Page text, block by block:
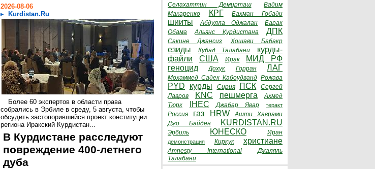
2026-08-06
Kurdistan.Ru
Более 60 экспертов в области права
собрались в Эрбиле в среду, 5 августа, чтобы
обсудить застопорившийся проект конституции
региона Иракский Курдистан...
В Курдистане расследуют
повреждение 400-летнего
дуба
Селахаттин Демирташ
Вадим
Макаренко
КРГ Бахман Гобади
шииты Абдулла Оджалан
Барак
Обама
Альянс Курдистана ДПК
Сакине Джансиз Хошави Бабакр
езиды Кубад Талабани
курды-
файли
США Ирак
МИД РФ
геноцид
Дохук Горран ЛАГ
Мохаммед Садек Кабоудванд Рожава
PYD курды Сирия ПСК
Сергей
Лавров
KNC пешмерга
Ахмед
Тюрк
IHEC Джабар Явар теракт
Россия газ HRW
Ашти Хаврами
Джо Байден
KURDISTAN.RU
Эрбиль ЮНЕСКО Иран
демонстрация Киркук христиане
Amnesty International
Джаляль
Талабани